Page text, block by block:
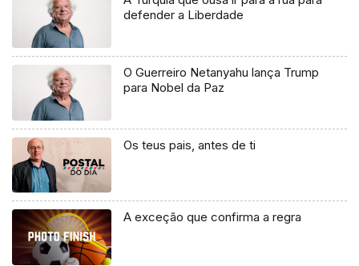
defender a Liberdade
O Guerreiro Netanyahu lança Trump
para Nobel da Paz
Os teus pais, antes de ti
A exceção que confirma a regra